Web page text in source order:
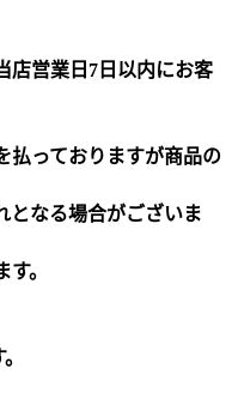
店営業日7日以内にお客
払っておりますが商品の
となる場合がございま
。